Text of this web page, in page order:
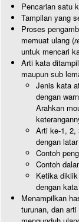
Pencarian satu
Tampilan yang
Proses
memuat ulang (
untuk mencari
Arti kata
maupun sub
Jenis kata
dengan
Arahkan
Arti ke-1, 2,
dengan
Contoh
Contoh
Ketika
dengan
Menampilkan
turunan, dan